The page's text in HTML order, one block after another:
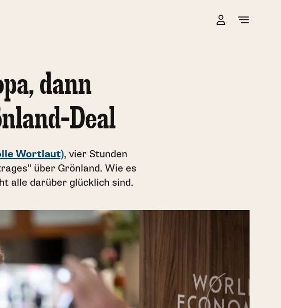
dann
Deal
Wortlaut), vier Stunden
über Grönland. Wie es
alle darüber glücklich sind.